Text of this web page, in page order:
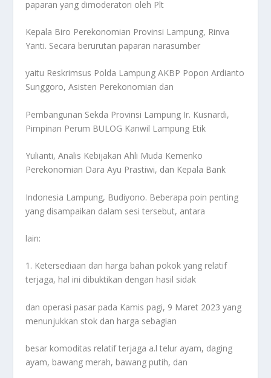
paparan yang dimoderatori oleh Plt
Kepala Biro Perekonomian Provinsi Lampung, Rinva
Yanti. Secara berurutan paparan narasumber
yaitu Reskrimsus Polda Lampung AKBP Popon Ardianto
Sunggoro, Asisten Perekonomian dan
Pembangunan Sekda Provinsi Lampung Ir. Kusnardi,
Pimpinan Perum BULOG Kanwil Lampung Etik
Yulianti, Analis Kebijakan Ahli Muda Kemenko
Perekonomian Dara Ayu Prastiwi, dan Kepala Bank
Indonesia Lampung, Budiyono. Beberapa poin penting
yang disampaikan dalam sesi tersebut, antara
lain:
1. Ketersediaan dan harga bahan pokok yang relatif
terjaga, hal ini dibuktikan dengan hasil sidak
dan operasi pasar pada Kamis pagi, 9 Maret 2023 yang
menunjukkan stok dan harga sebagian
besar komoditas relatif terjaga a.l telur ayam, daging
ayam, bawang merah, bawang putih, dan